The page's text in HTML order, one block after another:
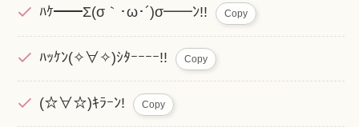
ﾊｹ━━Σ(σ｀･ω･´)σ━━ﾝ!! Copy
ﾊｯｹﾝ(✧∀✧)ｼﾀｰｰｰｰ!! Copy
(☆∀☆)ｷﾗｰﾝ! Copy